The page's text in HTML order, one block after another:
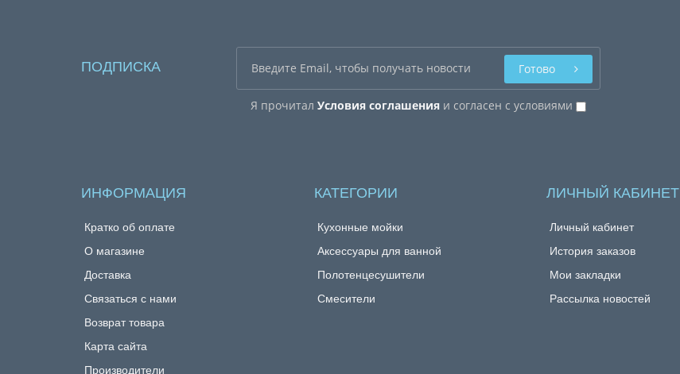
ПОДПИСКА
Я прочитал Условия соглашенияи согласен с условиями
Готово
ИНФОРМАЦИЯ
Кратко об оплате
О магазине
Доставка
Связаться с нами
Возврат товара
Карта сайта
Производители
КАТЕГОРИИ
Кухонные мойки
Аксессуары для ванной
Полотенцесушители
Смесители
ЛИЧНЫЙ КАБИНЕТ
Личный кабинет
История заказов
Мои закладки
Рассылка новостей